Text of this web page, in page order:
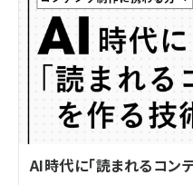
AI時代に「読まれるコン